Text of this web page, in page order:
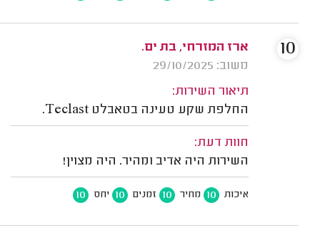
ארז המזרחי, בת ים.
משוב: 29/10/2025
תיאור השירות:
החלפת שקע טעינה בטאבלט Teclast.
חוות דעת:
השירות היה אדיב ומהיר. היה מצוין!
איכות 10 מחיר 10 זמנים 10 יחס 10
10